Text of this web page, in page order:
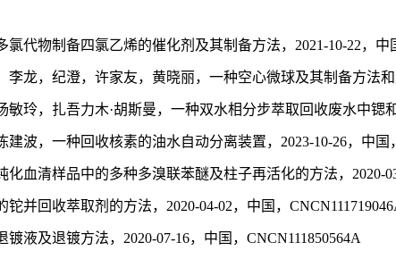
代物制备四氯乙烯的催化剂及其制备方法，2021-10-22，中
龙，纪澄，许家友，黄晓丽，一种空心微球及其制备方法和
玲，扎吾力木·胡斯曼，一种双水相分步萃取回收废水中锶
波，一种回收核素的油水自动分离装置，2023-10-26，中国
血清样品中的多种多溴联苯醚及柱子再活化的方法，2020-
并回收萃取剂的方法，2020-04-02，中国，
液及退镀方法，2020-07-16，中国，CNCN111850564A